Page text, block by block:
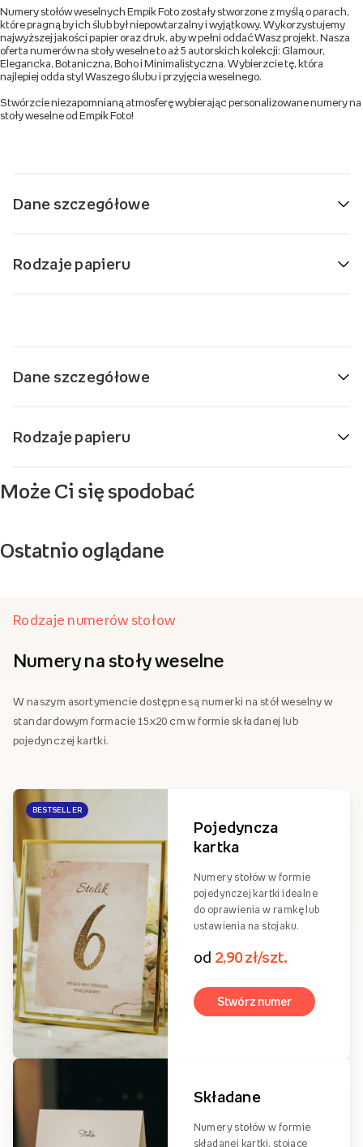
Numery stołów weselnych Empik Foto zostały stworzone z myślą o parach,
które pragną by ich ślub był niepowtarzalny i wyjątkowy. Wykorzystujemy
najwyższej jakości papier oraz druk, aby w pełni oddać Wasz projekt. Nasza
oferta numerów na stoły weselne to aż 5 autorskich kolekcji: Glamour,
Elegancka, Botaniczna, Boho i Minimalistyczna. Wybierzcie tę, która
najlepiej odda styl Waszego ślubu i przyjęcia weselnego.
Stwórzcie niezapomnianą atmosferę wybierając personalizowane numery na
stoły weselne od Empik Foto!
Dane szczegółowe
Rodzaje papieru
Dane szczegółowe
Rodzaje papieru
Może Ci się spodobać
Ostatnio oglądane
Rodzaje numerów stołow
Numery na stoły weselne
W naszym asortymencie dostępne są numerki na stół weselny w
standardowym formacie 15x20 cm w formie składanej lub
pojedynczej kartki.
kartka
pojedynczej kartki idealne